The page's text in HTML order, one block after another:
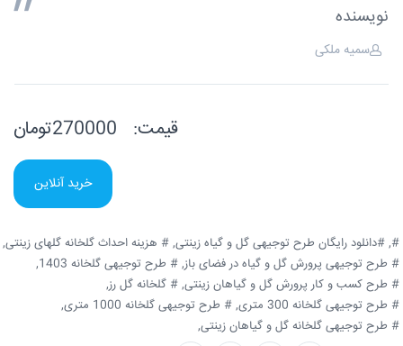
نویسنده
سمیه ملکی
قیمت:
خرید آنلاین
#, #دانلود رایگان طرح توجیهی گل و گیاه زینتی, # هزینه احداث گلخانه گلهای زینتی,
# طرح توجیهی پرورش گل و گیاه در فضای باز, # طرح توجیهی گلخانه 1403,
# طرح کسب و کار پرورش گل و گیاهان زینتی, # گلخانه گل رز,
# طرح توجیهی گلخانه 300 متری,
# طرح توجیهی گلخانه 1000 متری,
# طرح توجیهی گلخانه گل و گیاهان زینتی,